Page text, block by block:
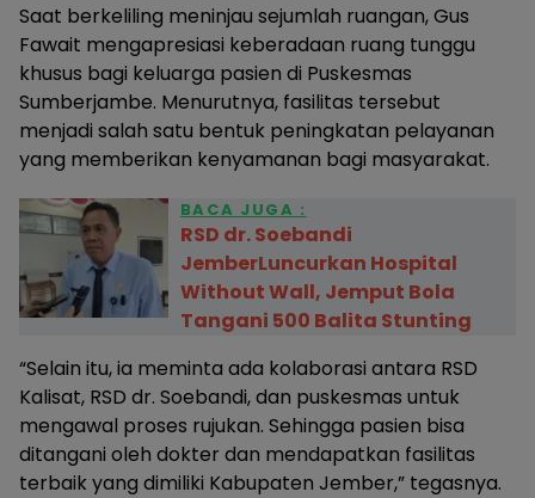
Saat berkeliling meninjau sejumlah ruangan, Gus
Fawait mengapresiasi keberadaan ruang tunggu
khusus bagi keluarga pasien di Puskesmas
Sumberjambe. Menurutnya, fasilitas tersebut
menjadi salah satu bentuk peningkatan pelayanan
yang memberikan kenyamanan bagi masyarakat.
BACA JUGA :
RSD dr. Soebandi
JemberLuncurkan Hospital
Without Wall, Jemput Bola
Tangani 500 Balita Stunting
“Selain itu, ia meminta ada kolaborasi antara RSD
Kalisat, RSD dr. Soebandi, dan puskesmas untuk
mengawal proses rujukan. Sehingga pasien bisa
ditangani oleh dokter dan mendapatkan fasilitas
terbaik yang dimiliki Kabupaten Jember,” tegasnya.